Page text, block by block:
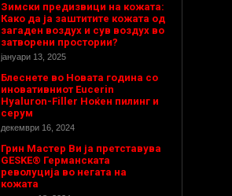
Зимски предизвици на кожата:
Како да ја заштитите кожата од
загаден воздух и сув воздух во
затворени простории?
јануари 13, 2025
Блеснете во Новата година со
иновативниот Eucerin
Hyaluron-Filler Ноќен пилинг и
серум
декември 16, 2024
Грин Мастер Ви ја претставува
GESKE® Германската
револуција во негата на
кожата